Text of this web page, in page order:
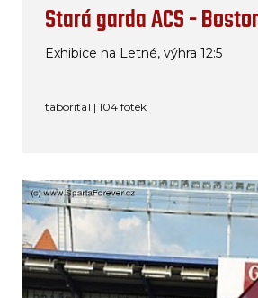
Stará garda ACS -
Exhibice na Letné, výhra 12:5
taborita1 | 104 fotek